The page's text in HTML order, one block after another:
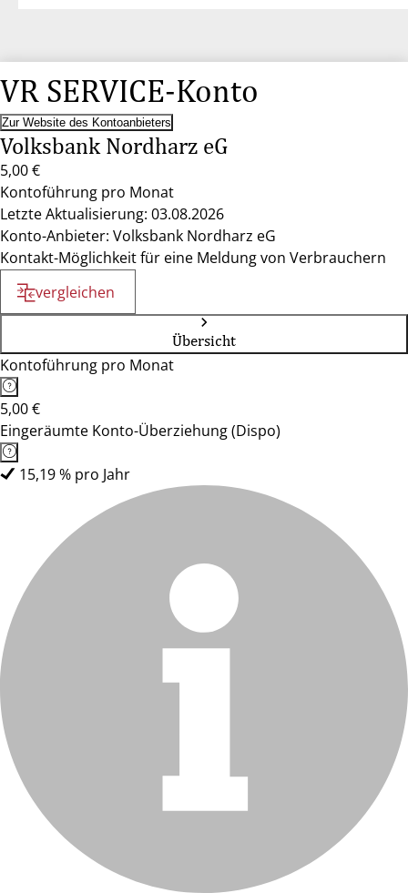
VR SERVICE-Konto
Zur Website des Kontoanbieters
Volksbank Nordharz eG
5,00 €
Kontoführung pro Monat
Letzte Aktualisierung: 03.08.2026
Konto-Anbieter: Volksbank Nordharz eG
Kontakt-Möglichkeit für eine Meldung von Verbrauchern
vergleichen
Übersicht
Kontoführung pro Monat
5,00 €
Eingeräumte Konto-Überziehung (Dispo)
15,19 % pro Jahr